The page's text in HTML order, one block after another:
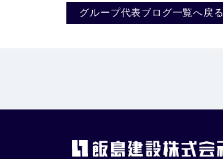
グループ代表ブログ一覧へ戻る